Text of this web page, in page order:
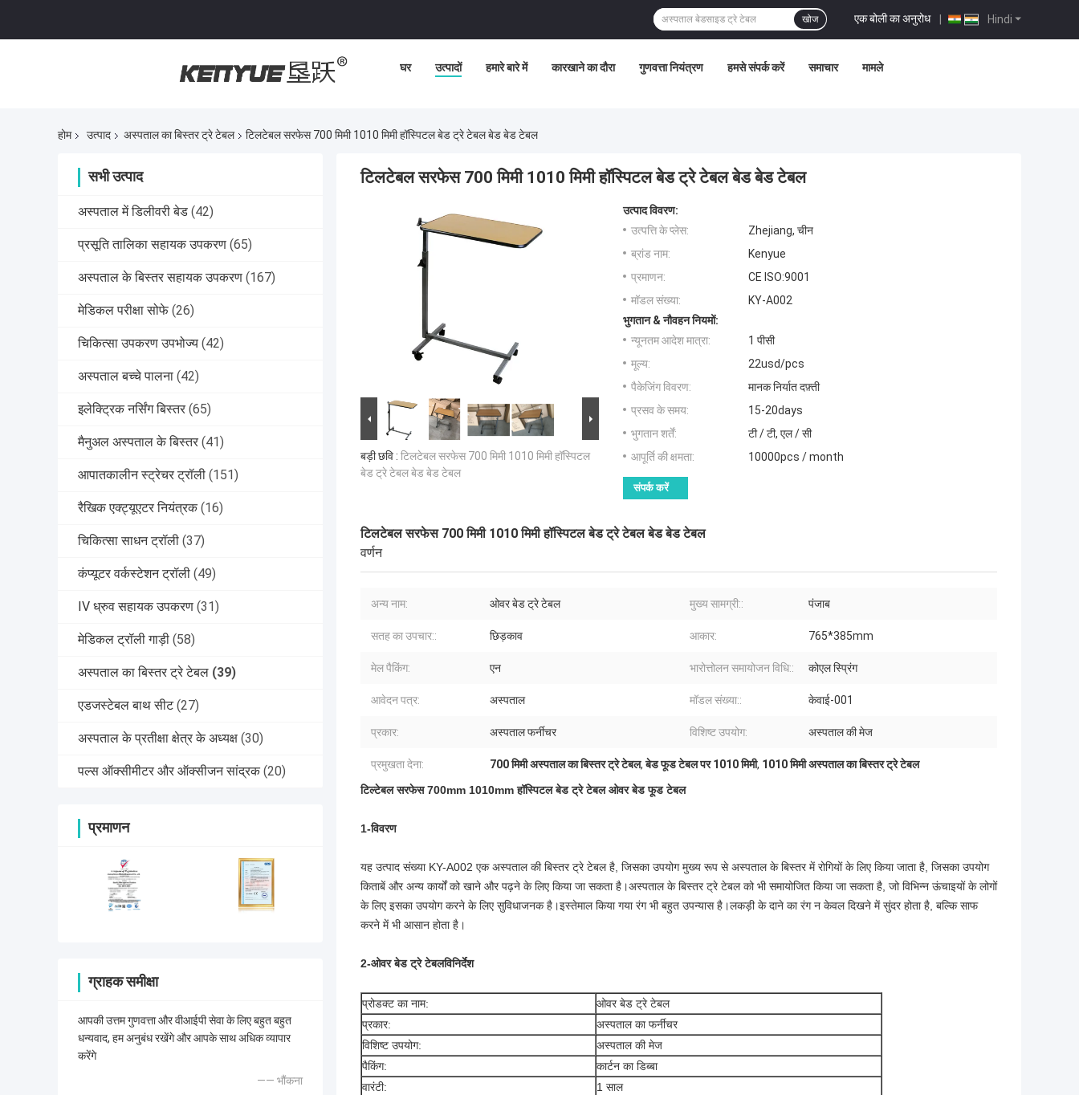
Hindi
एक बोली का अनुरोध |
खोज
घर उत्पादों हमारे बारे में कारखाने का दौरा गुणवत्ता नियंत्रण हमसे संपर्क करें समाचार मामले
होम उत्पाद अस्पताल का बिस्तर ट्रे टेबल टिलटेबल सरफेस 700 मिमी 1010 मिमी हॉस्पिटल बेड ट्रे टेबल बेड बेड टेबल
सभी उत्पाद
अस्पताल में डिलीवरी बेड (42)
प्रसूति तालिका सहायक उपकरण (65)
अस्पताल के बिस्तर सहायक उपकरण (167)
मेडिकल परीक्षा सोफे (26)
चिकित्सा उपकरण उपभोज्य (42)
अस्पताल बच्चे पालना (42)
इलेक्ट्रिक नर्सिंग बिस्तर (65)
मैनुअल अस्पताल के बिस्तर (41)
आपातकालीन स्ट्रेचर ट्रॉली (151)
रैखिक एक्ट्यूएटर नियंत्रक (16)
चिकित्सा साधन ट्रॉली (37)
कंप्यूटर वर्कस्टेशन ट्रॉली (49)
IV ध्रुव सहायक उपकरण (31)
मेडिकल ट्रॉली गाड़ी (58)
अस्पताल का बिस्तर ट्रे टेबल (39)
एडजस्टेबल बाथ सीट (27)
अस्पताल के प्रतीक्षा क्षेत्र के अध्यक्ष (30)
पल्स ऑक्सीमीटर और ऑक्सीजन सांद्रक (20)
प्रमाणन
ग्राहक समीक्षा
आपकी उत्तम गुणवत्ता और वीआईपी सेवा के लिए बहुत बहुत
धन्यवाद, हम अनुबंध रखेंगे और आपके साथ अधिक व्यापार
करेंगे
—— भौंकना
टिलटेबल सरफेस 700 मिमी 1010 मिमी हॉस्पिटल बेड ट्रे टेबल बेड बेड टेबल
बड़ी छवि : टिलटेबल सरफेस 700 मिमी 1010 मिमी हॉस्पिटल
बेड ट्रे टेबल बेड बेड टेबल
उत्पाद विवरण:
उत्पत्ति के प्लेस:
Zhejiang, चीन
ब्रांड नाम:
Kenyue
प्रमाणन:
CE ISO:9001
मॉडल संख्या:
KY-A002
भुगतान & नौवहन नियमों:
न्यूनतम आदेश मात्रा:
1 पीसी
मूल्य:
22usd/pcs
पैकेजिंग विवरण:
मानक निर्यात दफ़्ती
प्रसव के समय:
15-20days
भुगतान शर्तें:
टी / टी, एल / सी
आपूर्ति की क्षमता:
10000pcs / month
संपर्क करें
टिलटेबल सरफेस 700 मिमी 1010 मिमी हॉस्पिटल बेड ट्रे टेबल बेड बेड टेबल
वर्णन
अन्य नाम: ओवर बेड ट्रे टेबल मुख्य सामग्री:: पंजाब
सतह का उपचार:: छिड़काव आकार: 765*385mm
मेल पैकिंग: एन भारोत्तोलन समायोजन विधि:: कोएल स्प्रिंग
आवेदन पत्र: अस्पताल मॉडल संख्या:: केवाई-001
प्रकार: अस्पताल फर्नीचर विशिष्ट उपयोग: अस्पताल की मेज
प्रमुखता देना: 700 मिमी अस्पताल का बिस्तर ट्रे टेबल,बेड फूड टेबल पर 1010 मिमी, 1010 मिमी अस्पताल का बिस्तर ट्रे टेबल
टिल्टेबल सरफेस 700mm 1010mm हॉस्पिटल बेड ट्रे टेबल ओवर बेड फूड टेबल
1-विवरण
यह उत्पाद संख्या KY-A002 एक अस्पताल की बिस्तर ट्रे टेबल है, जिसका उपयोग मुख्य रूप से अस्पताल के बिस्तर में रोगियों के लिए किया जाता है, जिसका उपयोग
किताबें और अन्य कार्यों को खाने और पढ़ने के लिए किया जा सकता है।अस्पताल के बिस्तर ट्रे टेबल को भी समायोजित किया जा सकता है, जो विभिन्न ऊंचाइयों के लोगों
के लिए इसका उपयोग करने के लिए सुविधाजनक है।इस्तेमाल किया गया रंग भी बहुत उपन्यास है।लकड़ी के दाने का रंग न केवल दिखने में सुंदर होता है, बल्कि साफ
करने में भी आसान होता है।
2-ओवर बेड ट्रे टेबलविनिर्देश
प्रोडक्ट का नाम:
ओवर बेड ट्रे टेबल
प्रकार:
अस्पताल का फर्नीचर
विशिष्ट उपयोग:
अस्पताल की मेज
पैकिंग:
कार्टन का डिब्बा
वारंटी:
1 साल